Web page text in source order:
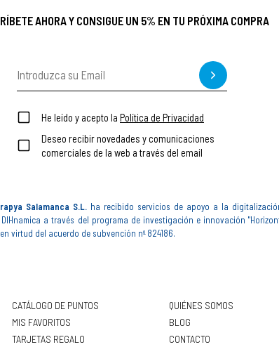
AHORA Y CONSIGUE UN 5% EN TU PRÓXIMA COMPRA
He leído y acepto la Política de Privacidad
Deseo recibir novedades y comunicaciones
comerciales de la web a través del email
Salamanca S.L. ha recibido servicios de apoyo a la
a través del programa de investigación e innovación
virtud del acuerdo de subvención nº 824186.
CATÁLOGO DE PUNTOS
MIS FAVORITOS
TARJETAS REGALO
QUIÉNES SOMOS
BLOG
CONTACTO